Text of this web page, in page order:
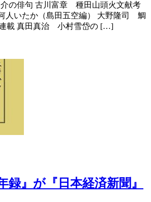
の俳句 古川富章 種田山頭火文献考
人いたか（島田五空編） 大野隆司 鯛
載 真田真治 小村雪岱の […]
録』が『日本経済新聞』